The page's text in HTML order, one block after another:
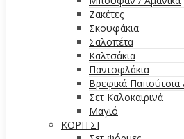
Ζακέτες
Σκουφάκια
Σαλοπέτα
Καλτσάκια
Παντοφλάκια
Βρεφικά Παπούτσια
Σετ Καλοκαιρινά
Μαγιό
ΚΟΡΙΤΣΙ